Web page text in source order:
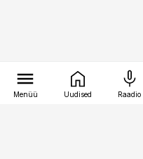
Menüü Uudised Raadio